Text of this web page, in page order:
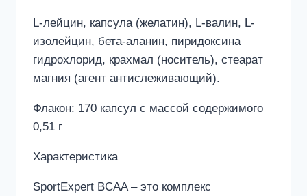
L-лейцин, капсула (желатин), L-валин, L-
изолейцин, бета-аланин, пиридоксина
гидрохлорид, крахмал (носитель), стеарат
магния (агент антислеживающий).
Флакон: 170 капсул с массой содержимого
0,51 г
Характеристика
SportExpert BCAA – это комплекс